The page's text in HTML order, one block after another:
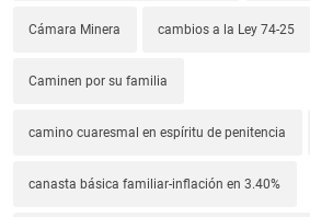
Cámara Minera cambios a la Ley 74-25
Caminen por su familia
camino cuaresmal en espíritu de penitencia
canasta básica familiar-inflación en 3.40%